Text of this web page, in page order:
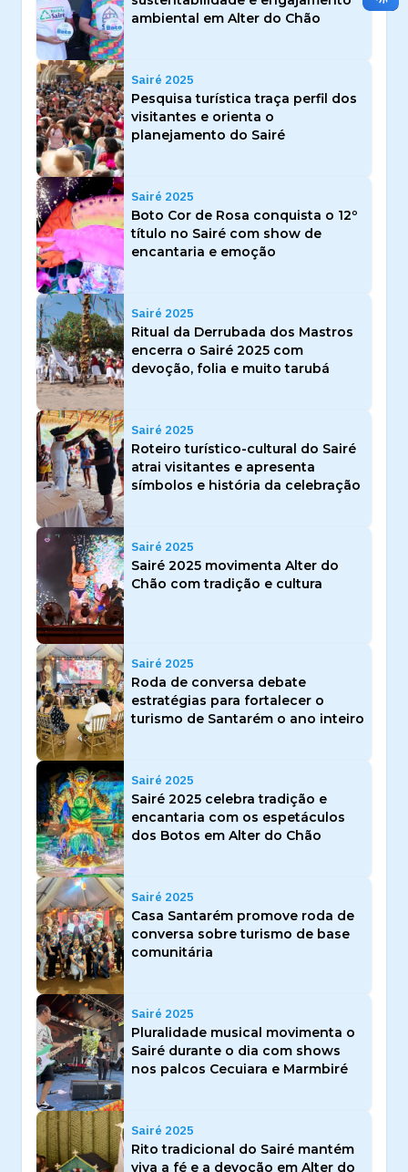
ambiental em Alter do Chão
Sairé 2025
Pesquisa turística traça perfil dos
visitantes e orienta o
planejamento do Sairé
Sairé 2025
Boto Cor de Rosa conquista o 12º
título no Sairé com show de
encantaria e emoção
Sairé 2025
Ritual da Derrubada dos Mastros
encerra o Sairé 2025 com
devoção, folia e muito tarubá
Sairé 2025
Roteiro turístico-cultural do Sairé
atrai visitantes e apresenta
símbolos e história da celebração
Sairé 2025
Sairé 2025 movimenta Alter do
Chão com tradição e cultura
Sairé 2025
Roda de conversa debate
estratégias para fortalecer o
turismo de Santarém o ano inteiro
Sairé 2025
Sairé 2025 celebra tradição e
encantaria com os espetáculos
dos Botos em Alter do Chão
Sairé 2025
Casa Santarém promove roda de
conversa sobre turismo de base
comunitária
Sairé 2025
Pluralidade musical movimenta o
Sairé durante o dia com shows
nos palcos Cecuiara e Marmbiré
Sairé 2025
Rito tradicional do Sairé mantém
viva a fé e a devoção em Alter do